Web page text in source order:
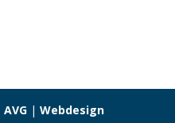
AVG |Webdesign